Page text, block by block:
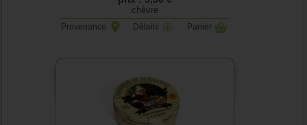
chèvre
Provenance Détails Panier